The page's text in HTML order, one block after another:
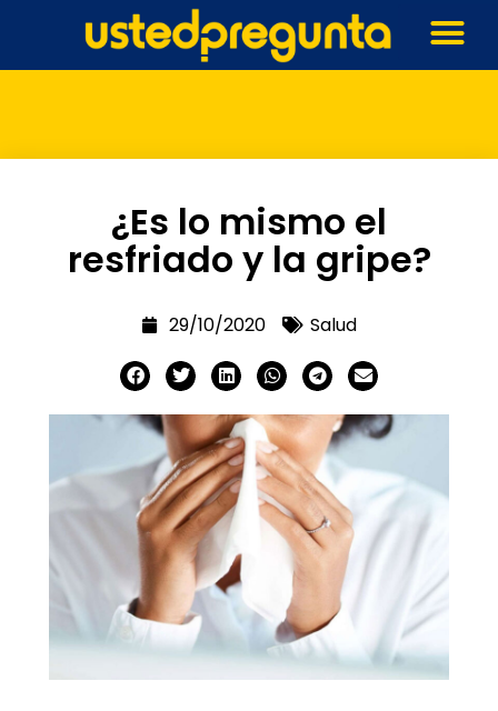
¿Es lo mismo el
resfriado y la gripe?
29/10/2020 Salud